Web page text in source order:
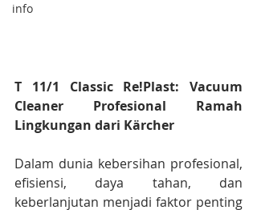
info
T 11/1 Classic Re!Plast: Vacuum
Cleaner Profesional Ramah
Lingkungan dari Kärcher
Dalam dunia kebersihan profesional,
efisiensi, daya tahan, dan
keberlanjutan menjadi faktor penting